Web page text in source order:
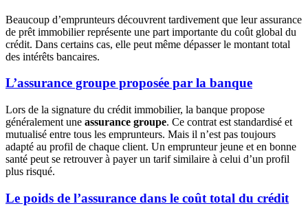
Beaucoup d’emprunteurs découvrent tardivement que leur assurance
de prêt immobilier représente une part importante du coût global du
crédit. Dans certains cas, elle peut même dépasser le montant total
des intérêts bancaires.
L’assurance groupe proposée par la banque
Lors de la signature du crédit immobilier, la banque propose
généralement une assurance groupe. Ce contrat est standardisé et
mutualisé entre tous les emprunteurs. Mais il n’est pas toujours
adapté au profil de chaque client. Un emprunteur jeune et en bonne
santé peut se retrouver à payer un tarif similaire à celui d’un profil
plus risqué.
Le poids de l’assurance dans le coût total du crédit